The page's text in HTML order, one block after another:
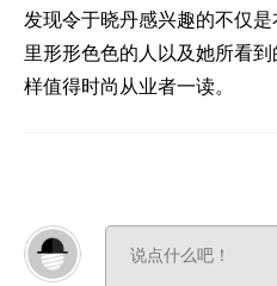
发现令于晓丹感兴趣的不仅
里形形色色的人以及她所看
样值得时尚从业者一读。